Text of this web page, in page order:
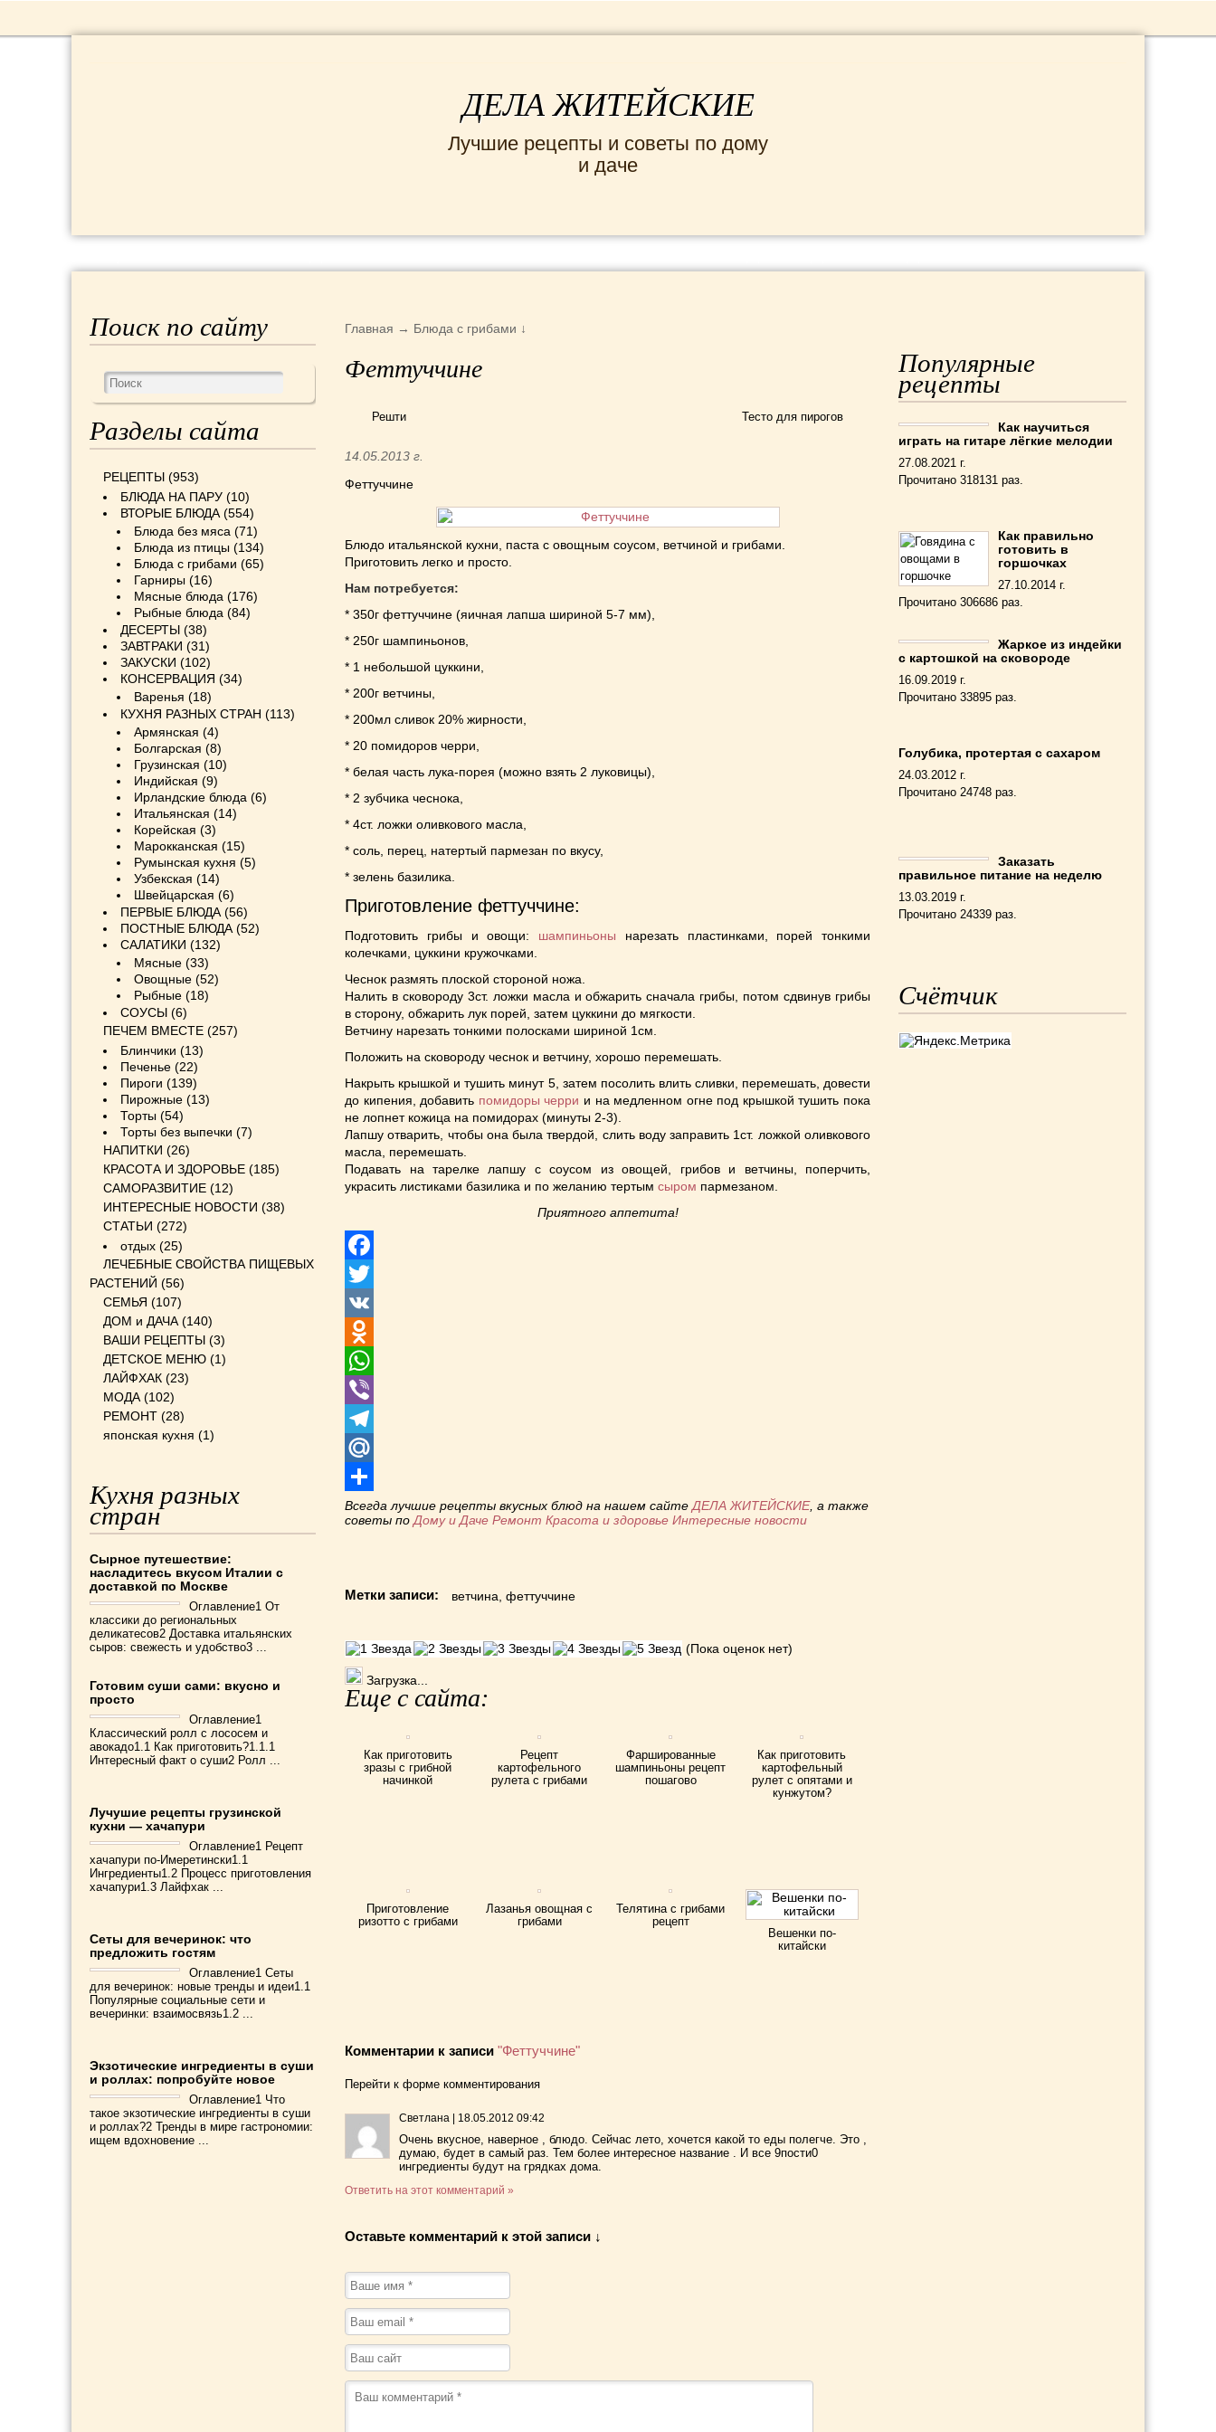
ДЕЛА ЖИТЕЙСКИЕ
Лучшие рецепты и советы по дому
и даче
Главная → Блюда с грибами ↓
Феттуччине
Решти Тесто для пирогов
14.05.2013 г.
Феттуччине
Блюдо итальянской кухни, паста с овощным соусом, ветчиной и грибами.
Приготовить легко и просто.
Нам потребуется:
* 350г феттуччине (яичная лапша шириной 5-7 мм),
* 250г шампиньонов,
* 1 небольшой цуккини,
* 200г ветчины,
* 200мл сливок 20% жирности,
* 20 помидоров черри,
* белая часть лука-порея (можно взять 2 луковицы),
* 2 зубчика чеснока,
* 4ст. ложки оливкового масла,
* соль, перец, натертый пармезан по вкусу,
* зелень базилика.
Приготовление феттуччине:
Подготовить грибы и овощи: шампиньоны нарезать пластинками, порей тонкими
колечками, цуккини кружочками.
Чеснок размять плоской стороной ножа.
Налить в сковороду 3ст. ложки масла и обжарить сначала грибы, потом сдвинув грибы
в сторону, обжарить лук порей, затем цуккини до мягкости.
Ветчину нарезать тонкими полосками шириной 1см.
Положить на сковороду чеснок и ветчину, хорошо перемешать.
Накрыть крышкой и тушить минут 5, затем посолить влить сливки, перемешать, довести
до кипения, добавить помидоры черри и на медленном огне под крышкой тушить пока
не лопнет кожица на помидорах (минуты 2-3).
Лапшу отварить, чтобы она была твердой, слить воду заправить 1ст. ложкой оливкового
масла, перемешать.
Подавать на тарелке лапшу с соусом из овощей, грибов и ветчины, поперчить,
украсить листиками базилика и по желанию тертымсыром пармезаном.
Приятного аппетита!
Facebook
Twitter
VK
Odnoklassniki
WhatsApp
Viber
Telegram
Mail.Ru
Отправить
Всегда лучшие рецепты вкусных блюд на нашем сайтеДЕЛА ЖИТЕЙСКИЕ, а также
советы поДому и Даче Ремонт Красота и здоровье Интересные новости
Метки записи: ветчина ,феттуччине
(Пока оценок нет)
Загрузка...
Еще с сайта:
Как приготовить
зразы с грибной
начинкой
Рецепт
картофельного
рулета с грибами
Фаршированные
шампиньоны рецепт
пошагово
Как приготовить
картофельный
рулет с опятами и
кунжутом?
Приготовление
ризотто с грибами
Лазанья овощная с
грибами
Телятина с грибами
рецепт
Вешенки по-
китайски
Комментарии к записи"Феттуччине"
Перейти к форме комментирования
Светлана 18.05.2012 09:42
Очень вкусное, наверное , блюдо. Сейчас лето, хочется какой то еды полегче. Это ,
думаю, будет в самый раз. Тем более интересное название . И все 9пости0
ингредиенты будут на грядках дома.
Ответить на этот комментарий »
Оставьте комментарий к этой записи ↓
Поиск по сайту
Разделы сайта
РЕЦЕПТЫ (953)
БЛЮДА НА ПАРУ (10)
ВТОРЫЕ БЛЮДА (554)
Блюда без мяса (71)
Блюда из птицы (134)
Блюда с грибами (65)
Гарниры (16)
Мясные блюда (176)
Рыбные блюда (84)
ДЕСЕРТЫ (38)
ЗАВТРАКИ (31)
ЗАКУСКИ (102)
КОНСЕРВАЦИЯ (34)
Варенья (18)
КУХНЯ РАЗНЫХ СТРАН (113)
Армянская (4)
Болгарская (8)
Грузинская (10)
Индийская (9)
Ирландские блюда (6)
Итальянская (14)
Корейская (3)
Марокканская (15)
Румынская кухня (5)
Узбекская (14)
Швейцарская (6)
ПЕРВЫЕ БЛЮДА (56)
ПОСТНЫЕ БЛЮДА (52)
САЛАТИКИ (132)
Мясные (33)
Овощные (52)
Рыбные (18)
СОУСЫ (6)
ПЕЧЕМ ВМЕСТЕ (257)
Блинчики (13)
Печенье (22)
Пироги (139)
Пирожные (13)
Торты (54)
Торты без выпечки (7)
НАПИТКИ (26)
КРАСОТА И ЗДОРОВЬЕ (185)
САМОРАЗВИТИЕ (12)
ИНТЕРЕСНЫЕ НОВОСТИ (38)
СТАТЬИ (272)
отдых (25)
ЛЕЧЕБНЫЕ СВОЙСТВА ПИЩЕВЫХ
РАСТЕНИЙ (56)
СЕМЬЯ (107)
ДОМ и ДАЧА (140)
ВАШИ РЕЦЕПТЫ (3)
ДЕТСКОЕ МЕНЮ (1)
ЛАЙФХАК (23)
МОДА (102)
РЕМОНТ (28)
японская кухня (1)
Кухня разных
стран
Сырное путешествие:
насладитесь вкусом Италии с
доставкой по Москве
Оглавление1 От
классики до региональных
деликатесов2 Доставка итальянских
сыров: свежесть и удобство3 ...
Готовим суши сами: вкусно и
просто
Оглавление1
Классический ролл с лососем и
авокадо1.1 Как приготовить?1.1.1
Интересный факт о суши2 Ролл ...
Лучушие рецепты грузинской
кухни — хачапури
Оглавление1 Рецепт
хачапури по-Имеретински1.1
Ингредиенты1.2 Процесс приготовления
хачапури1.3 Лайфхак ...
Сеты для вечеринок: что
предложить гостям
Оглавление1 Сеты
для вечеринок: новые тренды и идеи1.1
Популярные социальные сети и
вечеринки: взаимосвязь1.2 ...
Экзотические ингредиенты в суши
и роллах: попробуйте новое
Оглавление1 Что
такое экзотические ингредиенты в суши
и роллах?2 Тренды в мире гастрономии:
ищем вдохновение ...
Популярные
рецепты
Как научиться
играть на гитаре лёгкие мелодии
27.08.2021 г.
Прочитано 318131 раз.
Как правильно
готовить в
горшочках
27.10.2014 г.
Прочитано 306686 раз.
Жаркое из индейки
с картошкой на сковороде
16.09.2019 г.
Прочитано 33895 раз.
Голубика, протертая с сахаром
24.03.2012 г.
Прочитано 24748 раз.
Заказать
правильное питание на неделю
13.03.2019 г.
Прочитано 24339 раз.
Счётчик